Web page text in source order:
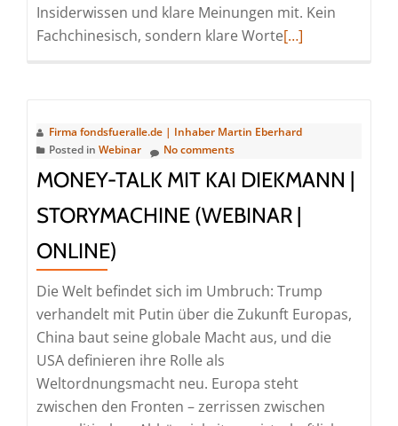
Insiderwissen und klare Meinungen mit. Kein
Fachchinesisch, sondern klare WorteRead
Talk
Carsten
|
(Webinar
|
Online)
[…]
Firma fondsfueralle.de | Inhaber Martin Eberhard
Posted in Webinar No comments
MONEY-TALK MIT KAI DIEKMANN |
STORYMACHINE (WEBINAR |
ONLINE)
Die Welt befindet sich im Umbruch: Trump
verhandelt mit Putin über die Zukunft Europas,
China baut seine globale Macht aus, und die
USA definieren ihre Rolle als
Weltordnungsmacht neu. Europa steht
zwischen den Fronten – zerrissen zwischen